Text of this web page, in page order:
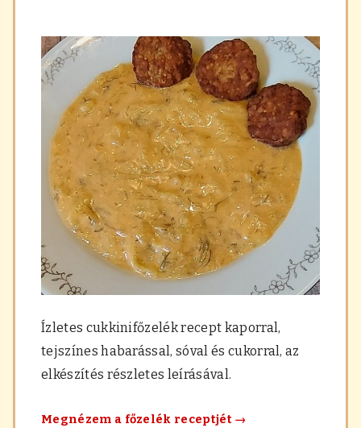
Ízletes cukkinifőzelék recept kaporral,
tejszínes habarással, sóval és cukorral, az
elkészítés részletes leírásával.
Megnézem a főzelék receptjét Cukkinifőzelék
→